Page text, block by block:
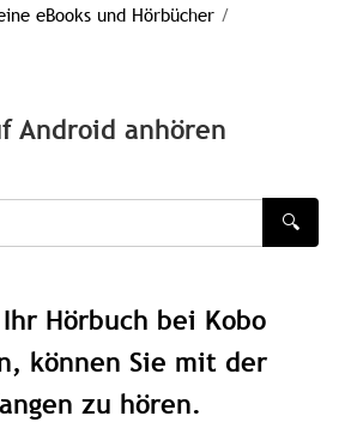
eBooks und Hörbücher /
Android anhören
🔍
Hörbuch bei Kobo
können Sie mit der
zu hören.